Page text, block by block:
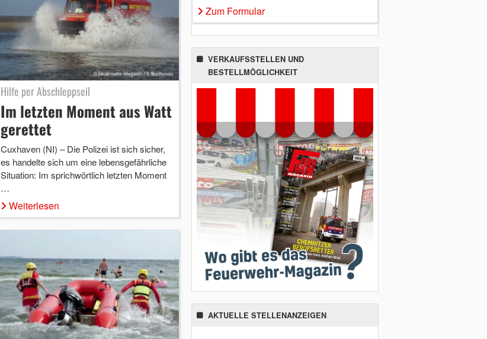
Hilfe per Abschleppseil
Im letzten Moment aus Watt
gerettet
Cuxhaven (NI) – Die Polizei ist sich sicher,
es handelte sich um eine lebensgefährliche
Situation: Im sprichwörtlich letzten Moment
…
Weiterlesen
Zum Formular
VERKAUFSSTELLEN UND
BESTELLMÖGLICHKEIT
AKTUELLE STELLENANZEIGEN